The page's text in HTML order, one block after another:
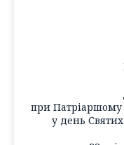
при Патріаршому
у день